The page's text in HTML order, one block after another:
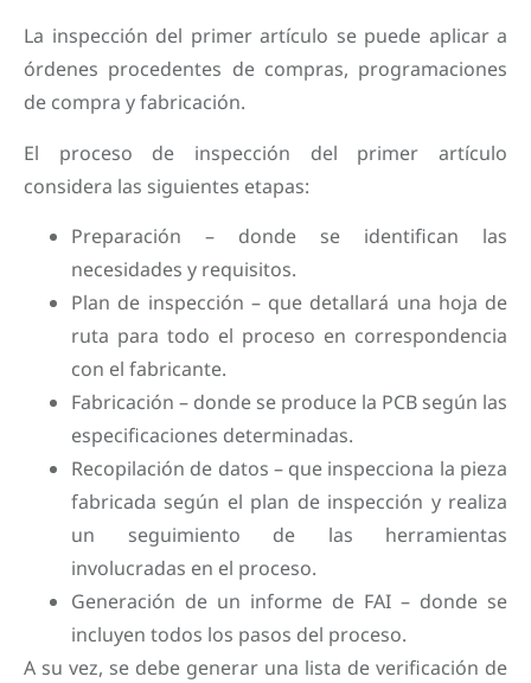
La inspección del primer artículo se puede aplicar a
órdenes procedentes de compras, programaciones
de compra y fabricación.
El proceso de inspección del primer artículo
considera las siguientes etapas:
Preparación – donde se identifican las
necesidades y requisitos.
Plan de inspección – que detallará una hoja de
ruta para todo el proceso en correspondencia
con el fabricante.
Fabricación – donde se produce la PCB según las
especificaciones determinadas.
Recopilación de datos – que inspecciona la pieza
fabricada según el plan de inspección y realiza
un seguimiento de las herramientas
involucradas en el proceso.
Generación de un informe de FAI – donde se
incluyen todos los pasos del proceso.
A su vez, se debe generar una lista de verificación de